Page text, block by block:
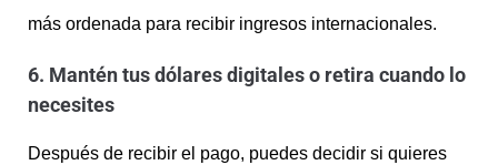
más ordenada para recibir ingresos internacionales.
6. Mantén tus dólares digitales o retira cuando lo
necesites
Después de recibir el pago, puedes decidir si quieres